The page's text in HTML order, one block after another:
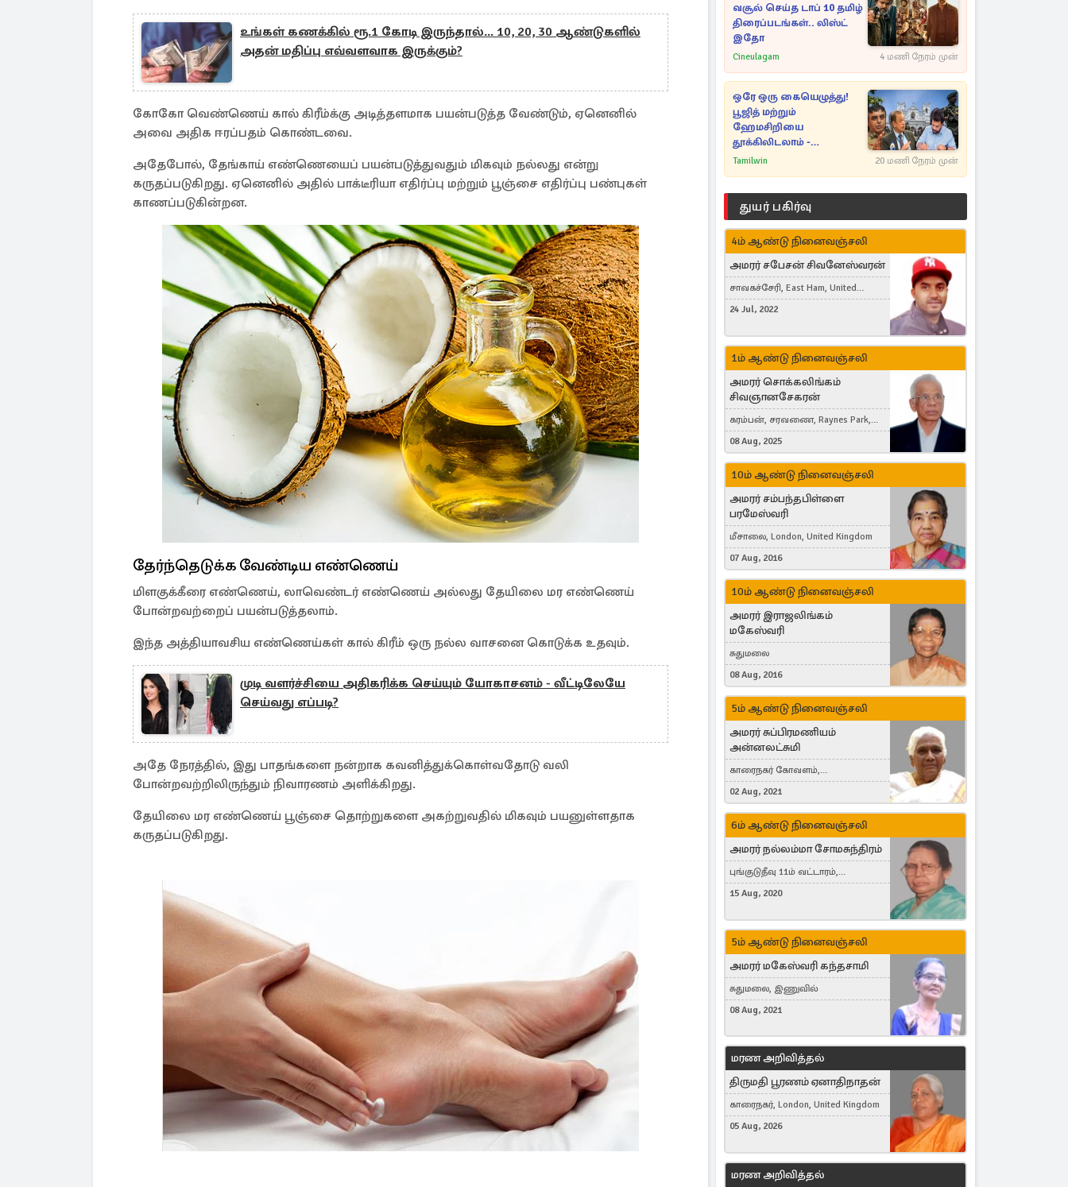
உங்கள் கணக்கில் ரூ.1 கோடி இருந்தால்... 10, 20, 30 ஆண்டுகளில்
அதன் மதிப்பு எவ்வளவாக இருக்கும்?
கோகோ வெண்ணெய் கால் கிரீம்க்கு அடித்தளமாக பயன்படுத்த வேண்டும், ஏனெனில்
அவை அதிக ஈரப்பதம் கொண்டவை.
அதேபோல், தேங்காய் எண்ணெயைப் பயன்படுத்துவதும் மிகவும் நல்லது என்று
கருதப்படுகிறது. ஏனெனில் அதில் பாக்டீரியா எதிர்ப்பு மற்றும் பூஞ்சை எதிர்ப்பு பண்புகள்
காணப்படுகின்றன.
தேர்ந்தெடுக்க வேண்டிய எண்ணெய்
மிளகுக்கீரை எண்ணெய், லாவெண்டர் எண்ணெய் அல்லது தேயிலை மர எண்ணெய்
போன்றவற்றைப் பயன்படுத்தலாம்.
இந்த அத்தியாவசிய எண்ணெய்கள் கால் கிரீம் ஒரு நல்ல வாசனை கொடுக்க உதவும்.
முடி வளர்ச்சியை அதிகரிக்க செய்யும் யோகாசனம் - வீட்டிலேயே
செய்வது எப்படி?
அதே நேரத்தில், இது பாதங்களை நன்றாக கவனித்துக்கொள்வதோடு வலி
போன்றவற்றிலிருந்தும் நிவாரணம் அளிக்கிறது.
தேயிலை மர எண்ணெய் பூஞ்சை தொற்றுகளை அகற்றுவதில் மிகவும் பயனுள்ளதாக
கருதப்படுகிறது.
வசூல் செய்த டாப் 10 தமிழ்
திரைப்படங்கள்.. லிஸ்ட்
இதோ
Cineulagam 4 மணி நேரம் முன்
ஒரே ஒரு கையெழுத்து!
பூஜித் மற்றும்
ஹேமசிறியை
தூக்கிலிடலாம் -
அநுரவுக்குச் சென்ற
Tamilwin 20 மணி நேரம் முன்
துயர் பகிர்வு
4ம் ஆண்டு நினைவஞ்சலி
அமரர் சபேசன் சிவனேஸ்வரன்
சாவகச்சேரி, East Ham, United
Kingdom
24 Jul, 2022
1ம் ஆண்டு நினைவஞ்சலி
அமரர் சொக்கலிங்கம்
சிவஞானசேகரன்
கரம்பன், சரவணை, Raynes Park,
London, United Kingdom
08 Aug, 2025
10ம் ஆண்டு நினைவஞ்சலி
அமரர் சம்பந்தபிள்ளை
பரமேஸ்வரி
மீசாலை, London, United Kingdom
07 Aug, 2016
10ம் ஆண்டு நினைவஞ்சலி
அமரர் இராஜலிங்கம்
மகேஸ்வரி
சுதுமலை
08 Aug, 2016
5ம் ஆண்டு நினைவஞ்சலி
அமரர் சுப்பிரமணியம்
அன்னலட்சுமி
காரைநகர் கோவளம்,
வெள்ளவத்தை
02 Aug, 2021
6ம் ஆண்டு நினைவஞ்சலி
அமரர் நல்லம்மா சோமசுந்திரம்
புங்குடுதீவு 11ம் வட்டாரம்,
கொட்டாஞ்சேனை
15 Aug, 2020
5ம் ஆண்டு நினைவஞ்சலி
அமரர் மகேஸ்வரி கந்தசாமி
சுதுமலை, இணுவில்
08 Aug, 2021
மரண அறிவித்தல்
திருமதி பூரணம் ஏனாதிநாதன்
காரைநகர், London, United Kingdom
05 Aug, 2026
மரண அறிவித்தல்